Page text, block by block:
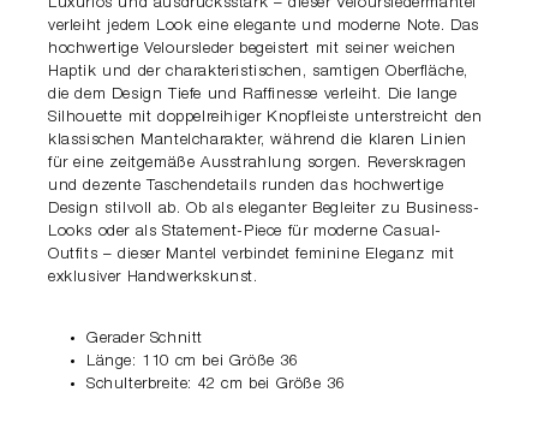
Luxuriös und ausdrucksstark – dieser Veloursledermantel
verleiht jedem Look eine elegante und moderne Note. Das
hochwertige Veloursleder begeistert mit seiner weichen
Haptik und der charakteristischen, samtigen Oberfläche,
die dem Design Tiefe und Raffinesse verleiht. Die lange
Silhouette mit doppelreihiger Knopfleiste unterstreicht den
klassischen Mantelcharakter, während die klaren Linien
für eine zeitgemäße Ausstrahlung sorgen. Reverskragen
und dezente Taschendetails runden das hochwertige
Design stilvoll ab. Ob als eleganter Begleiter zu Business-
Looks oder als Statement-Piece für moderne Casual-
Outfits – dieser Mantel verbindet feminine Eleganz mit
exklusiver Handwerkskunst.
Gerader Schnitt
Länge: 110 cm bei Größe 36
Schulterbreite: 42 cm bei Größe 36